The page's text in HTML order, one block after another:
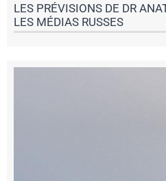
LES PRÉVISIONS DE DR
LES MÉDIAS RUSSES